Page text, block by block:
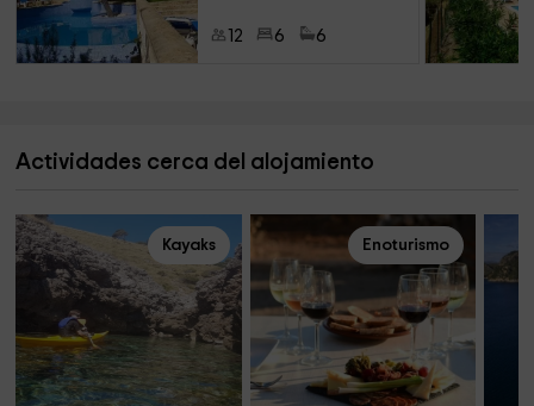
12 6 6
Actividades cerca del alojamiento
Kayaks Enoturismo